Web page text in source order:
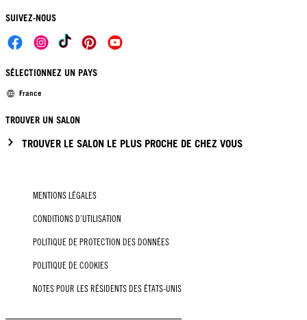
SUIVEZ-NOUS
SÉLECTIONNEZ UN PAYS
France
TROUVER UN SALON
TROUVER LE SALON LE PLUS PROCHE DE CHEZ VOUS
MENTIONS LÉGALES
CONDITIONS D’UTILISATION
POLITIQUE DE PROTECTION DES DONNÉES
POLITIQUE DE COOKIES
NOTES POUR LES RÉSIDENTS DES ÉTATS-UNIS